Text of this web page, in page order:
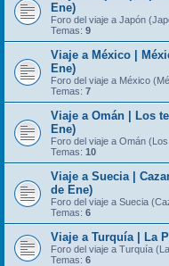
Ene)
Foro del viaje a Japón
Temas: 9
Viaje a México |
Ene)
Foro del viaje a México
Temas: 7
Viaje a Omán | Los
Ene)
Foro del viaje a Omán
Temas: 10
Viaje a Suecia |
de Ene)
Foro del viaje a Suecia
Temas: 6
Viaje a Turquía | La
Foro del viaje a Turquía
Temas: 6